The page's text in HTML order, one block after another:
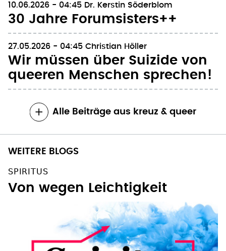
30 Jahre Forumsisters++
Wir müssen über Suizide von
queeren Menschen sprechen!
Von wegen Leichtigkeit